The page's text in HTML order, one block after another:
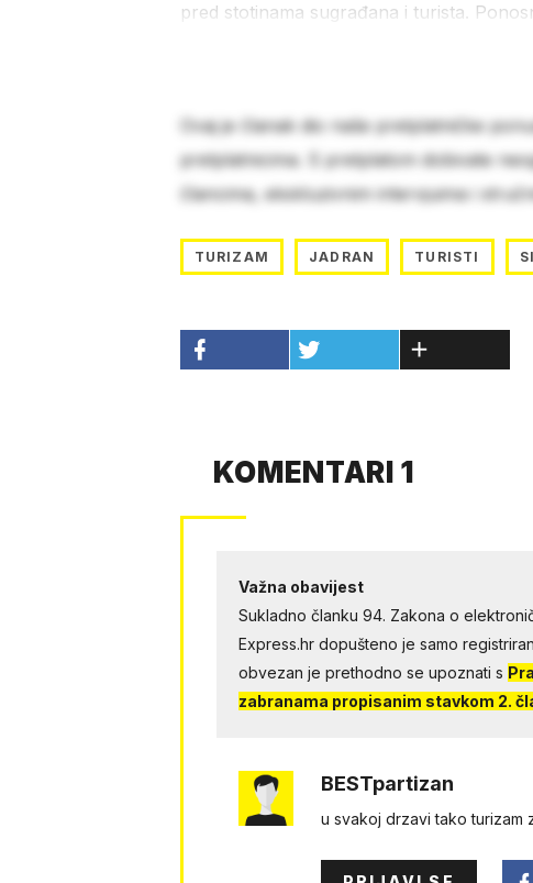
pred stotinama sugrađana i turista.
Ovaj je članak dio naše pretplatničke
pretplatnicima. S pretplatom dobivate
člancima, ekskluzivnim intervjuima i
TURIZAM JADRAN TURISTI
KOMENTARI 1
Važna obavijest
Sukladno članku 94. Zakona o
Express.hr dopušteno je samo
obvezan je prethodno se upoznati s
zabranama propisanim stavkom 2.
BESTpartizan
u svakoj drzavi tako turizam